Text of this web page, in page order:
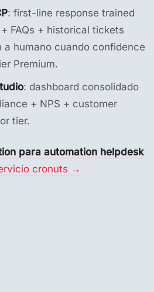
: first-line response trained
FAQs + historical tickets
a humano cuando confidence
Premium.
: dashboard consolidado
+ NPS + customer
tier.
para automation helpdesk
cronuts →